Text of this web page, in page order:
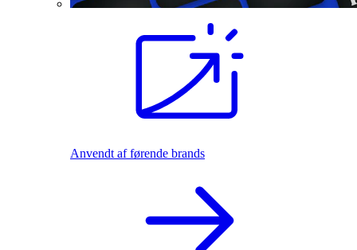
Anvendt af førende brands